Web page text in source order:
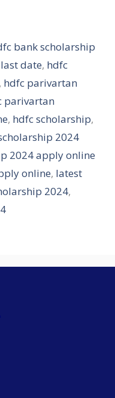
bank scholarship
date, hdfc
, hdfc parivartan
parivartan
, hdfc scholarship,
2024
2024 apply online
online, latest
2024,